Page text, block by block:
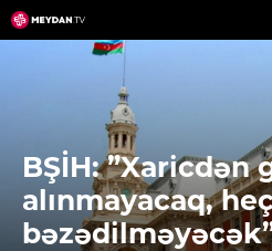
Skip
to
BŞİH: ”Xaricdən
alınmayacaq,